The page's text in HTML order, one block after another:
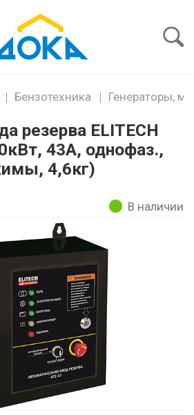
пароль
Бензотехника Генераторы,
резерва ELITECH
43А, однофаз.,
4,6кг)
В наличии